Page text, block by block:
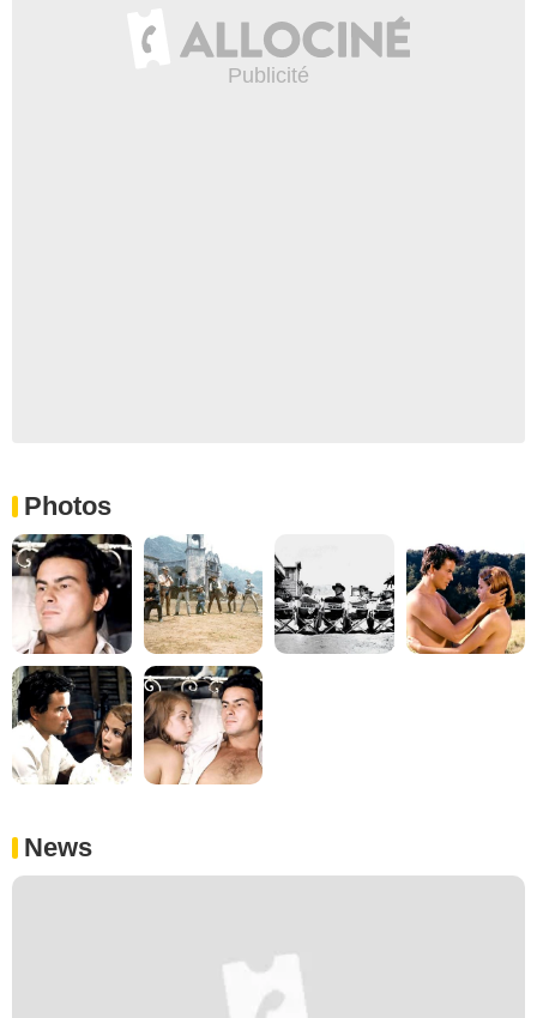
Photos
News